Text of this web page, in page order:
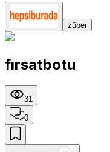
züber
fırsatbotu
31
0